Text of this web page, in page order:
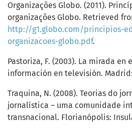
Organizações Globo. (2011).
organizações Globo. Retrieved
http://g1.globo.com/principios-
organizacoes-globo.pdf.
Pastoriza, F. (2003). La mirada en
información en televisión.
Traquina, N. (2008). Teorias do
jornalística – uma comunidade
transnacional. Florianópolis: